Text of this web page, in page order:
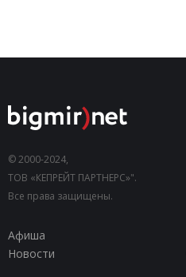
© 2000-2024,
ТОВ «КЕПРЕЙТ ПАРТНЕРС»".
Все права защищены.
Афиша
Новости